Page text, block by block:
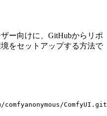
ー向けに、GitHubからリポ
をセットアップする方法で
ComfyUI.git